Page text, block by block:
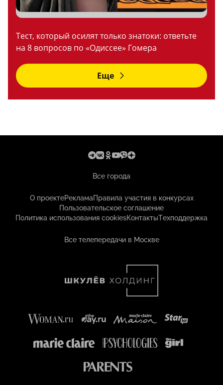
Тест, который осилят только знатоки: ответьте
на 8 вопросов по «Одиссее» Гомера
Еще
Все города
О проектеРекламаПравила участия в конкурсах
Пользовательское соглашение
Политика использования cookiesКонтактыТехподдержка
Все телепередачи в Москве